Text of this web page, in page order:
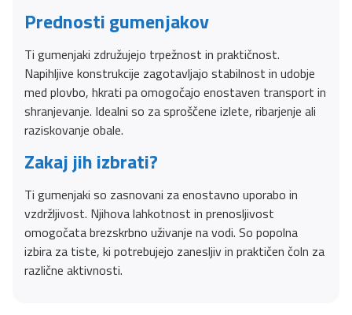
Prednosti gumenjakov
Ti gumenjaki združujejo trpežnost in praktičnost.
Napihljive konstrukcije zagotavljajo stabilnost in udobje
med plovbo, hkrati pa omogočajo enostaven transport in
shranjevanje. Idealni so za sproščene izlete, ribarjenje ali
raziskovanje obale.
Zakaj jih izbrati?
Ti gumenjaki so zasnovani za enostavno uporabo in
vzdržljivost. Njihova lahkotnost in prenosljivost
omogočata brezskrbno uživanje na vodi. So popolna
izbira za tiste, ki potrebujejo zanesljiv in praktičen čoln za
različne aktivnosti.